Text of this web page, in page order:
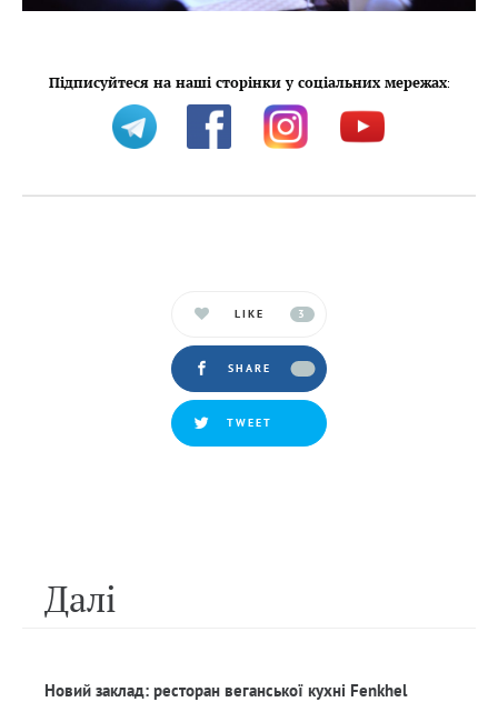
Підписуйтеся на наші сторінки у соціальних мережах:
LIKE 3
SHARE
TWEET
Далi
Новий заклад: ресторан веганської кухні Fenkhel